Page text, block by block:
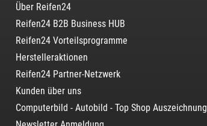
Über Reifen24
Reifen24 B2B Business HUB
Reifen24 Vorteilsprogramme
Herstelleraktionen
Reifen24 Partner-Netzwerk
Kunden über uns
Computerbild - Autobild - Top Shop Auszeichnung